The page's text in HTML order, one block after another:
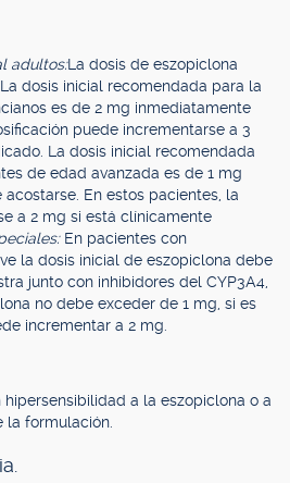
adultos:La dosis de eszopiclona
dosis inicial recomendada para la
es de 2 mg inmediatamente
puede incrementarse a 3
La dosis inicial recomendada
de edad avanzada es de 1 mg
En estos pacientes, la
a 2 mg si está clínicamente
En pacientes con
la dosis inicial de eszopiclona debe
junto con inhibidores del CYP3A4,
no debe exceder de 1 mg, si es
incrementar a 2 mg.
a la eszopiclona o a
formulación.